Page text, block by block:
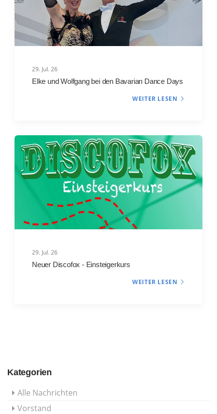
Kategorien
Alle Nachrichten
Vorstand
29. Jul. 26
Elke und Wolfgang bei den Bavarian Dance Days
WEITER LESEN
29. Jul. 26
Neuer Discofox - Einsteigerkurs
WEITER LESEN